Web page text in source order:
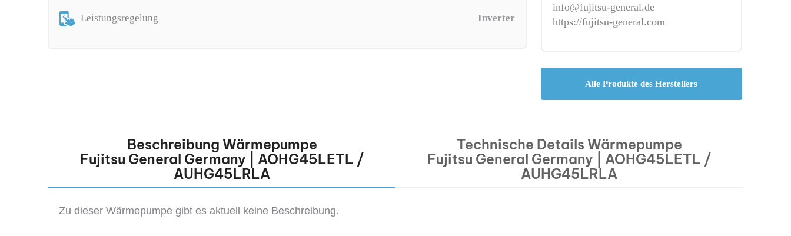
Leistungsregelung Inverter
info@fujitsu-general.de
https://fujitsu-general.com
Alle Produkte des Herstellers
Beschreibung Wärmepumpe
Fujitsu General Germany | AOHG45LETL /
AUHG45LRLA
Technische Details Wärmepumpe
Fujitsu General Germany | AOHG45LETL /
AUHG45LRLA
Zu dieser Wärmepumpe gibt es aktuell keine Beschreibung.